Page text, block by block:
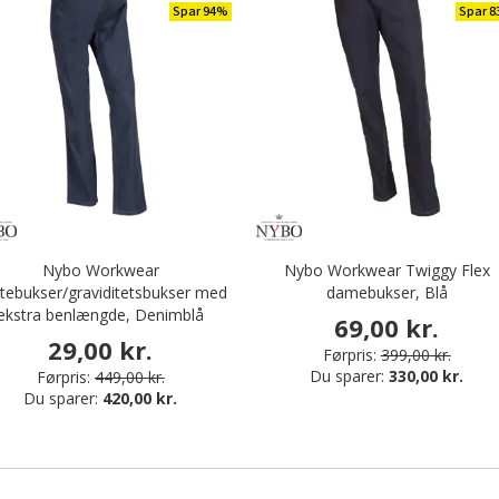
Spar 94%
Nybo Workwear
graviditetsbukser med
benlængde, Denimblå
29,00 kr.
Førpris: 449,00 kr.
Du sparer: 420,00 kr.
Spar
Nybo Workwear Twiggy Flex
damebukser, Blå
69,00 kr.
Førpris: 399,00 kr.
Du sparer:330,00 kr.